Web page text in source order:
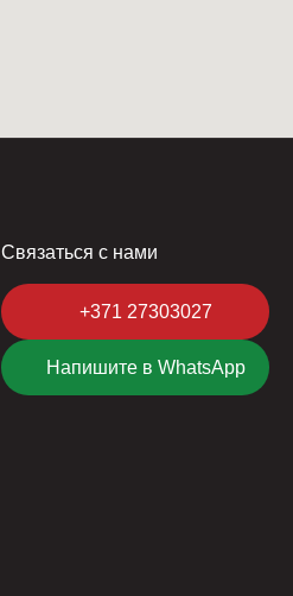
Связаться с нами
+371 27303027
Напишите в WhatsApp